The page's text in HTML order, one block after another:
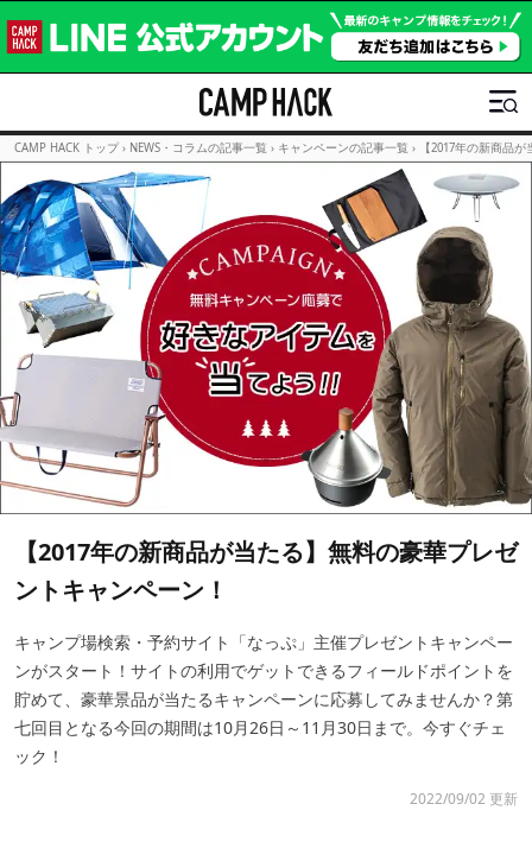
CAMP HACK トップ › NEWS・コラムの記事一覧 › キャンペーンの記事一覧 › 【2017年の新商品
【2017年の新商品が当たる】無料の豪華プレゼ
ントキャンペーン！
キャンプ場検索・予約サイト「なっぷ」主催プレゼントキャンペー
ンがスタート！サイトの利用でゲットできるフィールドポイントを
貯めて、豪華景品が当たるキャンペーンに応募してみませんか？第
七回目となる今回の期間は10月26日～11月30日まで。今すぐチェ
ック！
2022/09/02 更新